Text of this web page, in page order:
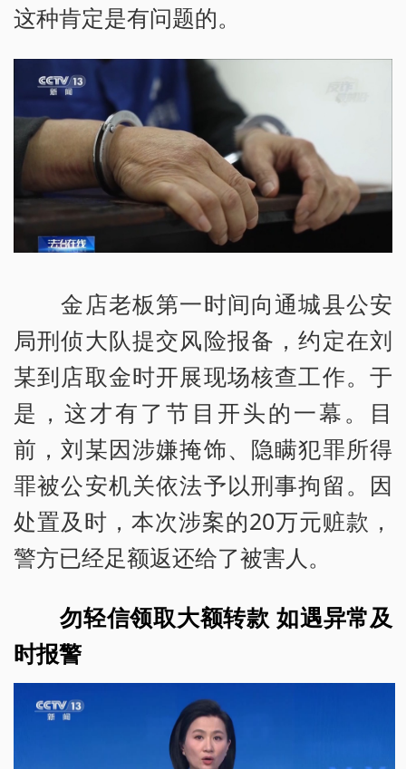
这种肯定是有问题的。
金店老板第一时间向通城县公安
局刑侦大队提交风险报备，约定在刘
某到店取金时开展现场核查工作。于
是，这才有了节目开头的一幕。目
前，刘某因涉嫌掩饰、隐瞒犯罪所得
罪被公安机关依法予以刑事拘留。因
处置及时，本次涉案的20万元赃款，
警方已经足额返还给了被害人。
勿轻信领取大额转款 如遇异常及
时报警